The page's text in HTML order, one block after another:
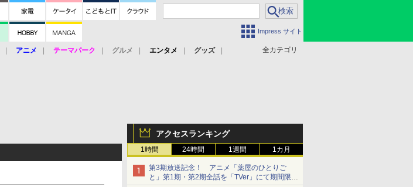
Impress サイト
全カテゴリ
アニメ テーマパーク グルメ エンタメ
グッズ
アクセスランキング
1時間 24時間 1週間 1カ月
第3期放送記念！ アニメ「薬屋のひとりご
と」第1期・第2期全話を「TVer」にて期間限定